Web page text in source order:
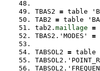
TBAS2 = table
TAB2 = table
tab2. maillage =
TBAS2.'MODES' =
TABSOL2 = table